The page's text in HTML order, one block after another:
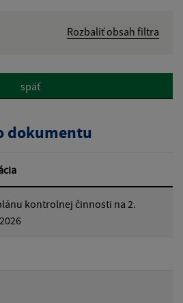
Rozbaliť obsah filtra
späť
dokumentu
kontrolnej činnosti na 2.